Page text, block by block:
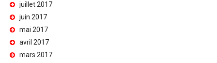
juillet 2017
juin 2017
mai 2017
avril 2017
mars 2017